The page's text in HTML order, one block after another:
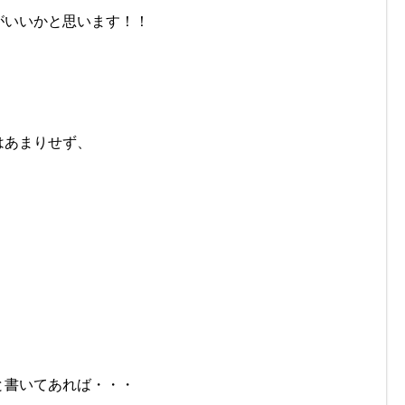
いかと思います！！
まりせず、
いてあれば・・・